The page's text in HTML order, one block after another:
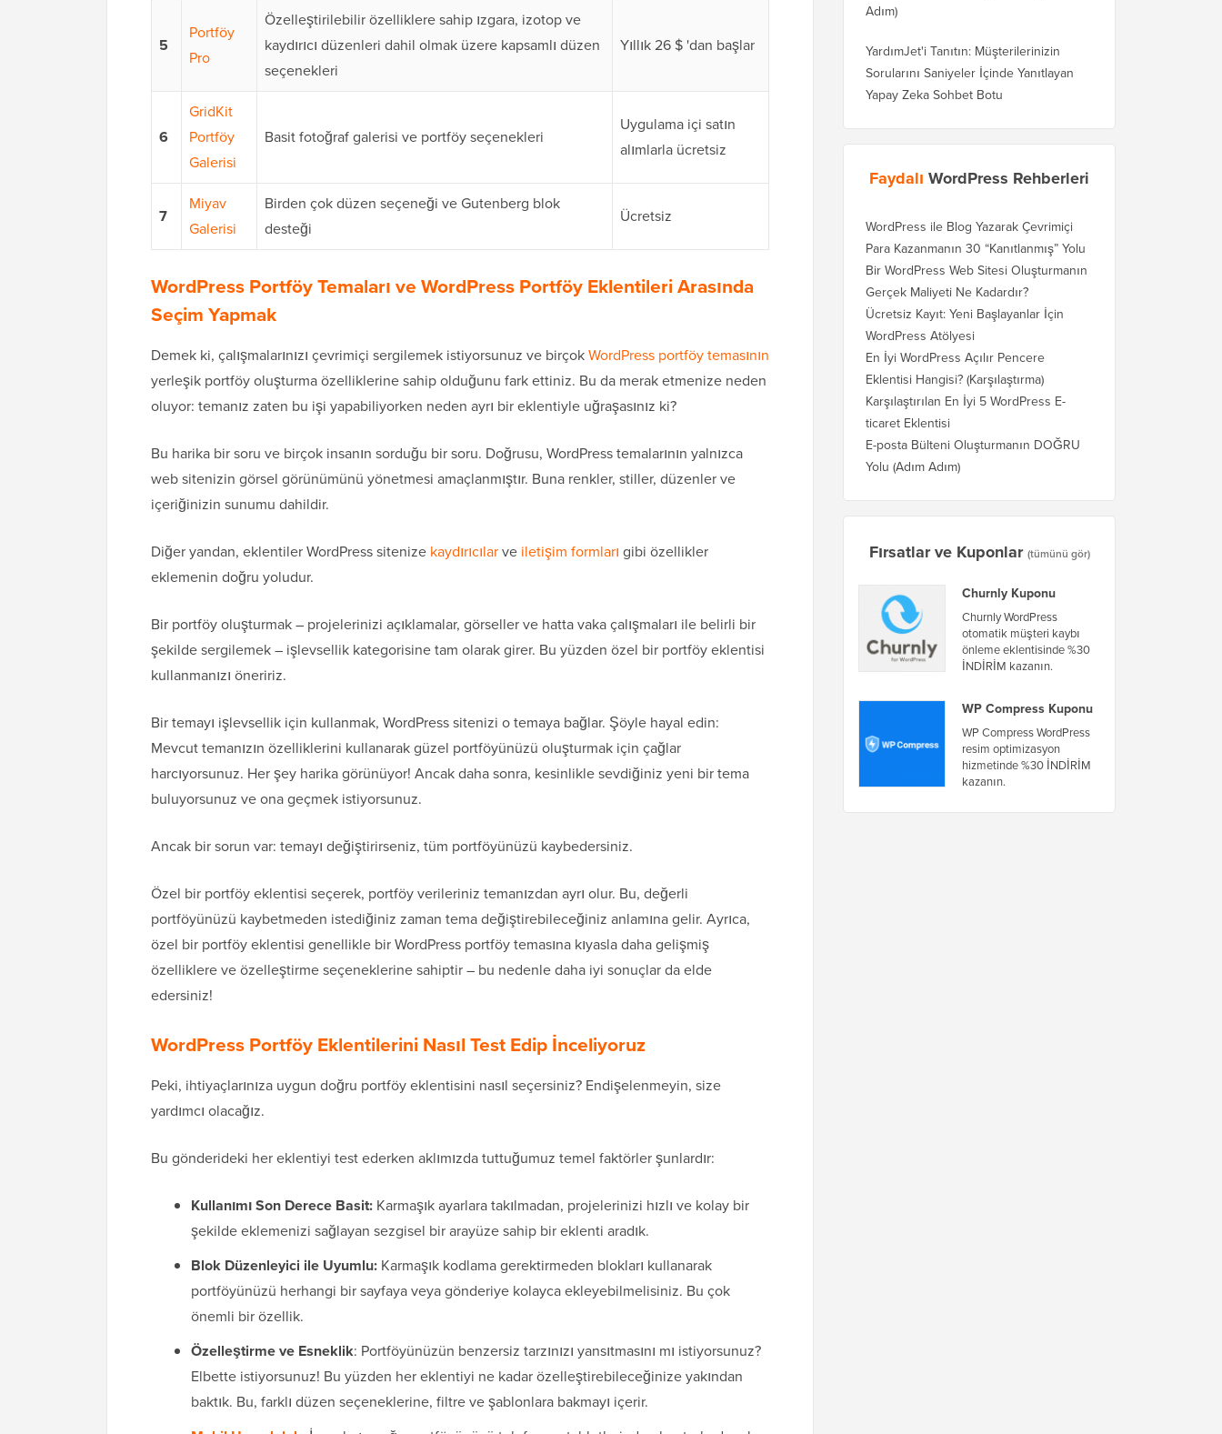
5
Portföy
Pro
Özelleştirilebilir özelliklere sahip ızgara, izotop ve
kaydırıcı düzenleri dahil olmak üzere kapsamlı düzen
seçenekleri
Yıllık 26 $ 'dan başlar
6
GridKit
Portföy
Galerisi
Basit fotoğraf galerisi ve portföy seçenekleri
Uygulama içi satın
alımlarla ücretsiz
7
Miyav
Galerisi
Birden çok düzen seçeneği ve Gutenberg blok
desteği
Ücretsiz
WordPress Portföy Temaları ve WordPress Portföy Eklentileri Arasında
Seçim Yapmak
Demek ki, çalışmalarınızı çevrimiçi sergilemek istiyorsunuz ve birçokWordPress portföy temasının
yerleşik portföy oluşturma özelliklerine sahip olduğunu fark ettiniz. Bu da merak etmenize neden
oluyor: temanız zaten bu işi yapabiliyorken neden ayrı bir eklentiyle uğraşasınız ki?
Bu harika bir soru ve birçok insanın sorduğu bir soru. Doğrusu, WordPress temalarının yalnızca
web sitenizin görsel görünümünü yönetmesi amaçlanmıştır. Buna renkler, stiller, düzenler ve
içeriğinizin sunumu dahildir.
Diğer yandan, eklentiler WordPress sitenize kaydırıcılarve iletişim formları gibi özellikler
eklemenin doğru yoludur.
Bir portföy oluşturmak – projelerinizi açıklamalar, görseller ve hatta vaka çalışmaları ile belirli bir
şekilde sergilemek – işlevsellik kategorisine tam olarak girer. Bu yüzden özel bir portföy eklentisi
kullanmanızı öneririz.
Bir temayı işlevsellik için kullanmak, WordPress sitenizi o temaya bağlar. Şöyle hayal edin:
Mevcut temanızın özelliklerini kullanarak güzel portföyünüzü oluşturmak için çağlar
harcıyorsunuz. Her şey harika görünüyor! Ancak daha sonra, kesinlikle sevdiğiniz yeni bir tema
buluyorsunuz ve ona geçmek istiyorsunuz.
Ancak bir sorun var: temayı değiştirirseniz, tüm portföyünüzü kaybedersiniz.
Özel bir portföy eklentisi seçerek, portföy verileriniz temanızdan ayrı olur. Bu, değerli
portföyünüzü kaybetmeden istediğiniz zaman tema değiştirebileceğiniz anlamına gelir. Ayrıca,
özel bir portföy eklentisi genellikle bir WordPress portföy temasına kıyasla daha gelişmiş
özelliklere ve özelleştirme seçeneklerine sahiptir – bu nedenle daha iyi sonuçlar da elde
edersiniz!
WordPress Portföy Eklentilerini Nasıl Test Edip İnceliyoruz
Peki, ihtiyaçlarınıza uygun doğru portföy eklentisini nasıl seçersiniz? Endişelenmeyin, size
yardımcı olacağız.
Bu gönderideki her eklentiyi test ederken aklımızda tuttuğumuz temel faktörler şunlardır:
Kullanımı Son Derece Basit: Karmaşık ayarlara takılmadan, projelerinizi hızlı ve kolay bir
şekilde eklemenizi sağlayan sezgisel bir arayüze sahip bir eklenti aradık.
Blok Düzenleyici ile Uyumlu: Karmaşık kodlama gerektirmeden blokları kullanarak
portföyünüzü herhangi bir sayfaya veya gönderiye kolayca ekleyebilmelisiniz. Bu çok
önemli bir özellik.
Özelleştirme ve Esneklik: Portföyünüzün benzersiz tarzınızı yansıtmasını mı istiyorsunuz?
Elbette istiyorsunuz! Bu yüzden her eklentiyi ne kadar özelleştirebileceğinize yakından
baktık. Bu, farklı düzen seçeneklerine, filtre ve şablonlara bakmayı içerir.
Adım)
YardımJet'i Tanıtın: Müşterilerinizin
Sorularını Saniyeler İçinde Yanıtlayan
Yapay Zeka Sohbet Botu
Faydalı WordPress Rehberleri
WordPress ile Blog Yazarak Çevrimiçi
Para Kazanmanın 30 “Kanıtlanmış” Yolu
Bir WordPress Web Sitesi Oluşturmanın
Gerçek Maliyeti Ne Kadardır?
Ücretsiz Kayıt: Yeni Başlayanlar İçin
WordPress Atölyesi
En İyi WordPress Açılır Pencere
Eklentisi Hangisi? (Karşılaştırma)
Karşılaştırılan En İyi 5 WordPress E-
ticaret Eklentisi
E-posta Bülteni Oluşturmanın DOĞRU
Yolu (Adım Adım)
Fırsatlar ve Kuponlar (tümünü gör)
Churnly Kuponu
Churnly WordPress
otomatik müşteri kaybı
önleme eklentisinde %30
İNDİRİM kazanın.
WP Compress Kuponu
WP Compress WordPress
resim optimizasyon
hizmetinde %30 İNDİRİM
kazanın.